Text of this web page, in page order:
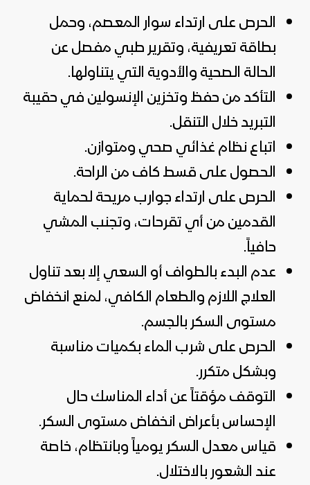
الحرص على ارتداء سوار المعصم، وحمل
بطاقة تعريفية، وتقرير طبي مفصل عن
الحالة الصحية والأدوية التي يتناولها.
التأكد من حفظ وتخزين الإنسولين في حقيبة
التبريد خلال التنقل.
اتباع نظام غذائي صحي ومتوازن.
الحصول على قسط كاف من الراحة.
الحرص على ارتداء جوارب مريحة لحماية
القدمين من أي تقرحات، وتجنب المشي
حافياً.
عدم البدء بالطواف أو السعي إلا بعد تناول
العلاج اللازم والطعام الكافي، لمنع انخفاض
مستوى السكر بالجسم.
الحرص على شرب الماء بكميات مناسبة
وبشكل متكرر.
التوقف مؤقتاً عن أداء المناسك حال
الإحساس بأعراض انخفاض مستوى السكر.
قياس معدل السكر يومياً وبانتظام، خاصة
عند الشعور بالاختلال.